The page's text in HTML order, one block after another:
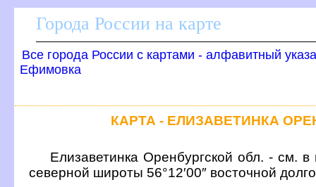
Города России на карте
се города России с картами - алфавитный
Ефимовка
КАРТА - ЕЛИЗАВЕТИНКА
Елизаветинка Оренбургской обл. - см. в
северной широты 56°12′00″ восточной